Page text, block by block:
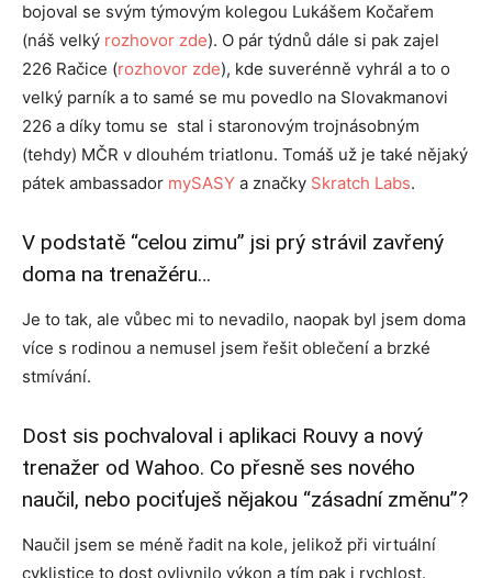
bojoval se svým týmovým kolegou Lukášem Kočařem
(náš velký rozhovor zde). O pár týdnů dále si pak zajel
226 Račice (rozhovor zde), kde suverénně vyhrál a to o
velký parník a to samé se mu povedlo na Slovakmanovi
226 a díky tomu se stal i staronovým trojnásobným
(tehdy) MČR v dlouhém triatlonu. Tomáš už je také nějaký
pátek ambassador mySASY a značky Skratch Labs.
V podstatě “celou zimu” jsi prý strávil zavřený
doma na trenažéru…
Je to tak, ale vůbec mi to nevadilo, naopak byl jsem doma
více s rodinou a nemusel jsem řešit oblečení a brzké
stmívání.
Dost sis pochvaloval i aplikaci Rouvy a nový
trenažer od Wahoo. Co přesně ses nového
naučil, nebo pociťuješ nějakou “zásadní změnu”?
Naučil jsem se méně řadit na kole, jelikož při virtuální
cyklistice to dost ovlivnilo výkon a tím pak i rychlost.